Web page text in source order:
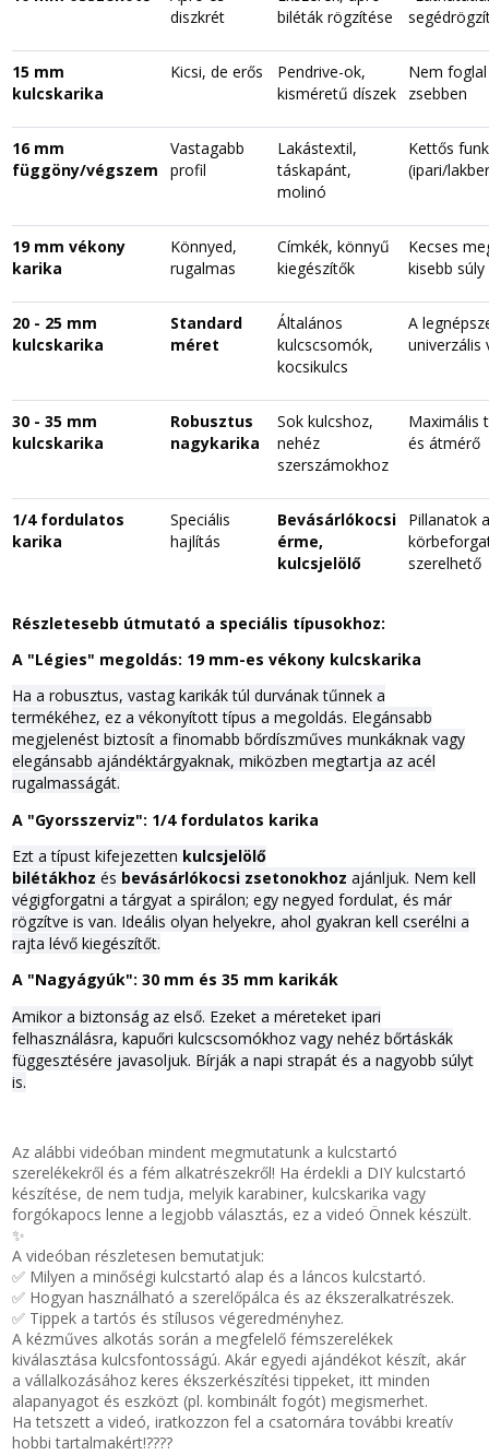
diszkrét
biléták rögzítése
15 mm
kulcskarika
Kicsi, de erős
Pendrive-ok,
kisméretű díszek
Nem
zsebben
16 mm
függöny/végszem
Vastagabb
profil
Lakástextil,
táskapánt,
molinó
Kettős
(ipari/
19 mm vékony
karika
Könnyed,
rugalmas
Címkék, könnyű
kiegészítők
Kecses
kisebb súly
20 - 25 mm
kulcskarika
Standard
méret
Általános
kulcscsomók,
kocsikulcs
A
univerzális
30 - 35 mm
kulcskarika
Robusztus
nagykarika
Sok kulcshoz,
nehéz
szerszámokhoz
Maximális
és átmérő
1/4 fordulatos
karika
Speciális
hajlítás
Bevásárlókocsi
érme,
kulcsjelölő
Pillanatok
szerelhető
Részletesebb útmutató a speciális típusokhoz:
A "Légies" megoldás: 19 mm-es vékony kulcskarika
Ha a robusztus, vastag karikák túl durvának tűnnek a
termékéhez, ez a vékonyított típus a megoldás. Elegánsabb
megjelenést biztosít a finomabb bőrdíszműves munkáknak vagy
elegánsabb ajándéktárgyaknak, miközben megtartja az acél
rugalmasságát.
A "Gyorsszerviz": 1/4 fordulatos karika
Ezt a típust kifejezetten kulcsjelölő
bilétákhoz és bevásárlókocsi zsetonokhoz ajánljuk. Nem kell
végigforgatni a tárgyat a spirálon; egy negyed fordulat, és már
rögzítve is van. Ideális olyan helyekre, ahol gyakran kell cserélni a
rajta lévő kiegészítőt.
A "Nagyágyúk": 30 mm és 35 mm karikák
Amikor a biztonság az első. Ezeket a méreteket ipari
felhasználásra, kapuőri kulcscsomókhoz vagy nehéz bőrtáskák
függesztésére javasoljuk. Bírják a napi strapát és a nagyobb súlyt
is.
Az alábbi videóban mindent megmutatunk a kulcstartó
szerelékekről és a fém alkatrészekről! Ha érdekli a DIY kulcstartó
készítése, de nem tudja, melyik karabiner, kulcskarika vagy
forgókapocs lenne a legjobb választás, ez a videó Önnek készült.
✨
A videóban részletesen bemutatjuk:
✅ Milyen a minőségi kulcstartó alap és a láncos kulcstartó.
✅ Hogyan használható a szerelőpálca és az ékszeralkatrészek.
✅ Tippek a tartós és stílusos végeredményhez.
A kézműves alkotás során a megfelelő fémszerelékek
kiválasztása kulcsfontosságú. Akár egyedi ajándékot készít, akár
a vállalkozásához keres ékszerkészítési tippeket, itt minden
alapanyagot és eszközt (pl. kombinált fogót) megismerhet.
Ha tetszett a videó, iratkozzon fel a csatornára további kreatív
hobbi tartalmakért!????